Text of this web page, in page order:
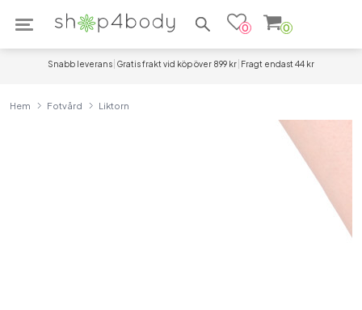
Sök efter produkter
0 0
Snabb leverans Gratis frakt vid köp över 899 kr Fragt endast 44 kr
Hem Fotvård Liktorn